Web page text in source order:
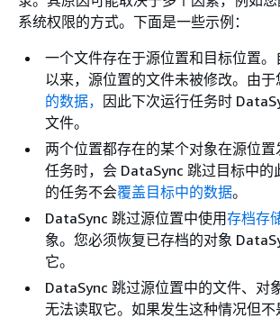
系统权限的方式。下面是一些示例：
一个文件存在于源位置和目标位置
以来，源位置的文件未被修改。由于
的数据， 因此下次运行任务时
文件。
两个位置都存在的某个对象在源位
任务时，会 DataSync 跳过目标中的
的任务不会覆盖目标中的数据。
DataSync 跳过源位置中使用存档存
象。您必须恢复已存档的对象
它。
DataSync 跳过源位置中的文件、对
无法读取它。如果发生这种情况但不